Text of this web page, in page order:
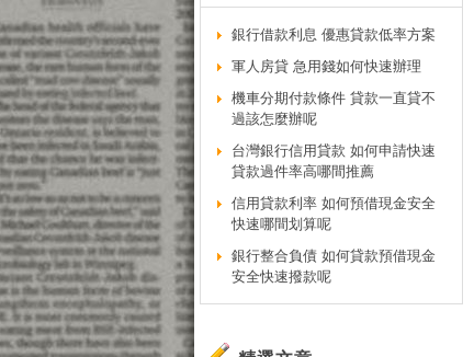
銀行借款利息 優惠貸款低率方案
軍人房貸 急用錢如何快速辦理
機車分期付款條件 貸款一直貸不
過該怎麼辦呢
台灣銀行信用貸款 如何申請快速
貸款過件率高哪間推薦
信用貸款利率 如何預借現金安全
快速哪間划算呢
銀行整合負債 如何貸款預借現金
安全快速撥款呢